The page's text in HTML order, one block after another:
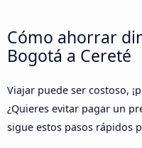
Cómo ahorrar
Bogotá a Cereté
Viajar puede ser costoso,
¿Quieres evitar pagar un
sigue estos pasos rápidos